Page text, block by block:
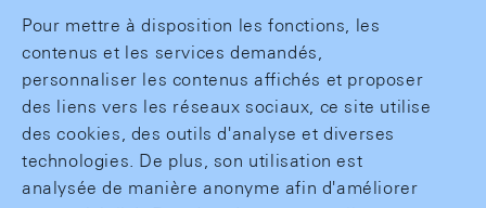
Pour mettre à disposition les fonctions, les
contenus et les services demandés,
personnaliser les contenus affichés et proposer
des liens vers les réseaux sociaux, ce site utilise
des cookies, des outils d'analyse et diverses
technologies. De plus, son utilisation est
analysée de manière anonyme afin d'améliorer